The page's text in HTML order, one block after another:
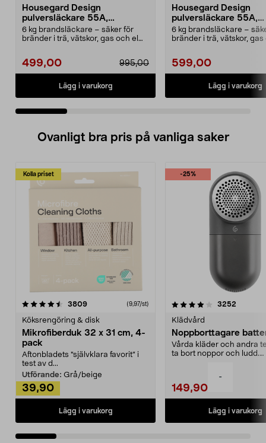
-
Housegard Design
pulversläckare 55A,
grå/silver, 6 kg
6 kg brandsläckare – säker för
bränder i trä, vätskor, gas och el
499,00 995,00
Lägg i varukorg
Housegard Design
pulversläckare 55A,
blå/silver, 6 kg
6 kg brandsläckare –
bränder i trä, vätskor, gas
599,00
Lägg i varukorg
Ovanligt bra pris på vanliga saker
Kolla priset
3809recensioner (9,97/st)
Köksrengöring & disk
Mikrofiberduk 32 x 31 cm, 4-
pack
Aftonbladets "självklara favorit” i
test av d...
Utförande: Grå/beige
39,90
Lägg i varukorg
-25%
4.0av 5 stjärnor 3252
Klädvård
Noppborttagare
Vårda kläder och andra
ta bort noppor och ludd.
149,90
Lägg i varukorg
4.5av 5 stjärnor